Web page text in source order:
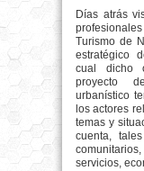
Días atrás
Turismo de
estratégico
cual dicho
proyecto
urbanístico
los actores
temas y
cuenta,
servicios,